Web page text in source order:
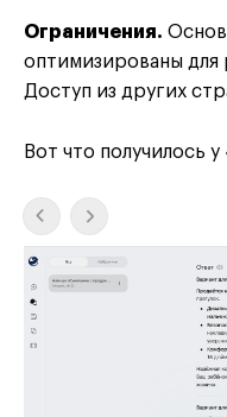
Ограничения.
оптимизированы
Доступ из других
Вот что получилось у